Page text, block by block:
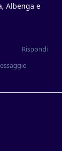
Albenga e
Rispondi